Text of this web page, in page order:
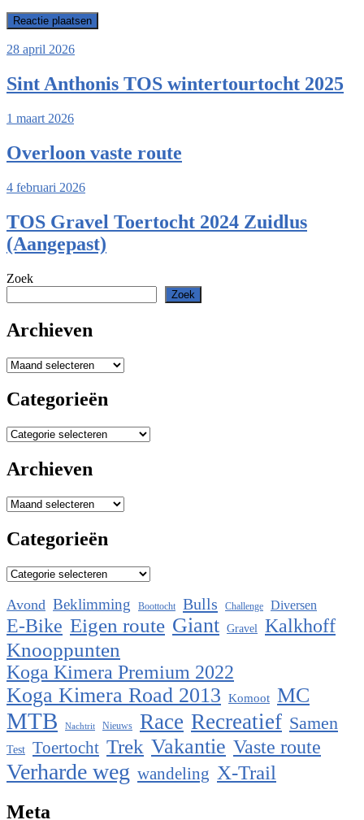
28 april 2026
Sint Anthonis TOS wintertourtocht 2025
1 maart 2026
Overloon vaste route
4 februari 2026
TOS Gravel Toertocht 2024 Zuidlus
(Aangepast)
Zoek
Zoek
Archieven
Archieven
Categorieën
Categorieën
Archieven
Archieven
Categorieën
Categorieën
Avond Beklimming Boottocht Bulls Challenge Diversen
E-Bike Eigen route Giant Gravel Kalkhoff
Knooppunten
Koga Kimera Premium 2022
Koga Kimera Road 2013 Komoot MC
MTB Nachtrit Nieuws Race Recreatief Samen
Test Toertocht Trek Vakantie Vaste route
Verharde weg wandeling X-Trail
Meta